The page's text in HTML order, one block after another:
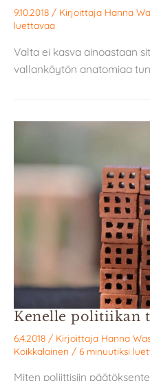
9.10.2018 / Kirjoittaja Hanna
luettavaa
Valta ei kasva ainoastaan
vallankäytön anatomiaa
Kenelle politiikan
6.4.2018 / Kirjoittaja Hanna
Koikkalainen / 6 minuutiksi
Miten poliittisiin